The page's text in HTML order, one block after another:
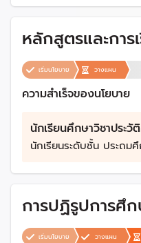
ประเทศ
หลักสูตรและการ
เริ่มนโยบาย วางแผน
ความสำเร็จของนโยบาย
นักเรียนศึกษาวิชาประวั
นักเรียนระดับชั้น ประถ
การปฏิรูปการศึก
เริ่มนโยบาย วางแผน